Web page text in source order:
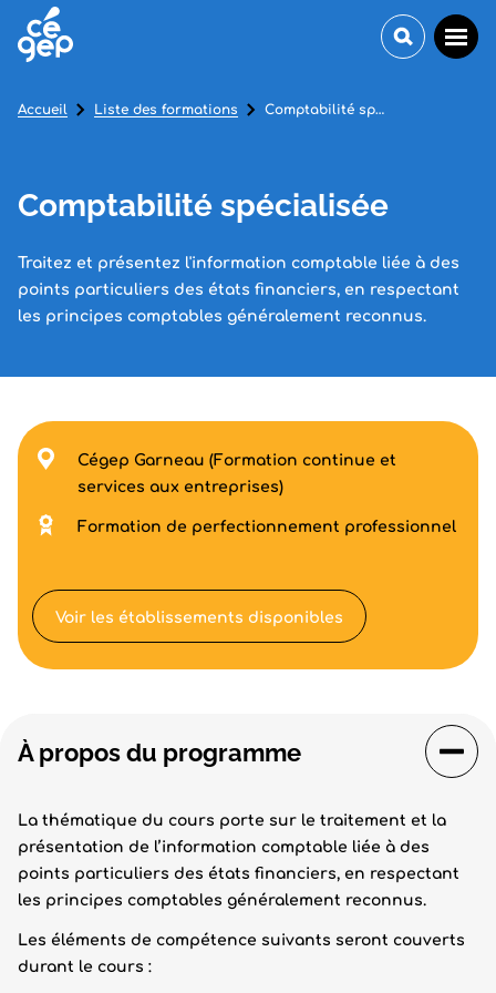
Comptabilité spécialisée
Traitez et présentez l'information comptable liée à des
points particuliers des états financiers, en respectant
les principes comptables généralement reconnus.
Accueil Liste des formations Comptabilité spécialisée
À propos du programme
La thématique du cours porte sur le traitement et la
présentation de l’information comptable liée à des
points particuliers des états financiers, en respectant
les principes comptables généralement reconnus.
Les éléments de compétence suivants seront couverts
durant le cours :
Cégep Garneau (Formation continue et
services aux entreprises)
Formation de perfectionnement professionnel
Voir les établissements disponibles